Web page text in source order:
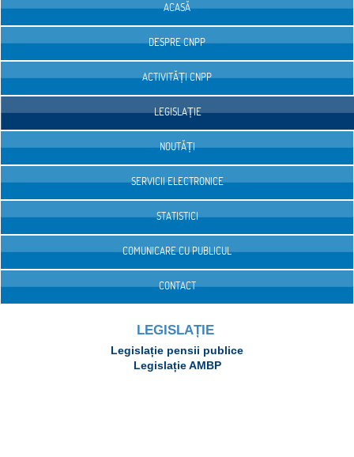
ACASĂ
DESPRE CNPP
ACTIVITĂȚI CNPP
LEGISLAȚIE
NOUTĂȚI
SERVICII ELECTRONICE
STATISTICI
COMUNICARE CU PUBLICUL
CONTACT
LEGISLAȚIE
Legislație pensii publice
Legislație AMBP